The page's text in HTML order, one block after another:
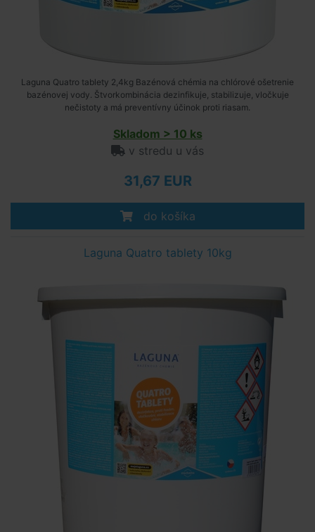
Laguna Quatro tablety 2,4kg Bazénová chémia na chlórové ošetrenie
bazénovej vody. Štvorkombinácia dezinfikuje, stabilizuje, vločkuje
nečistoty a má preventívny účinok proti riasam.
Skladom > 10 ks
v stredu u vás
31,67 EUR
do košíka
Laguna Quatro tablety 10kg